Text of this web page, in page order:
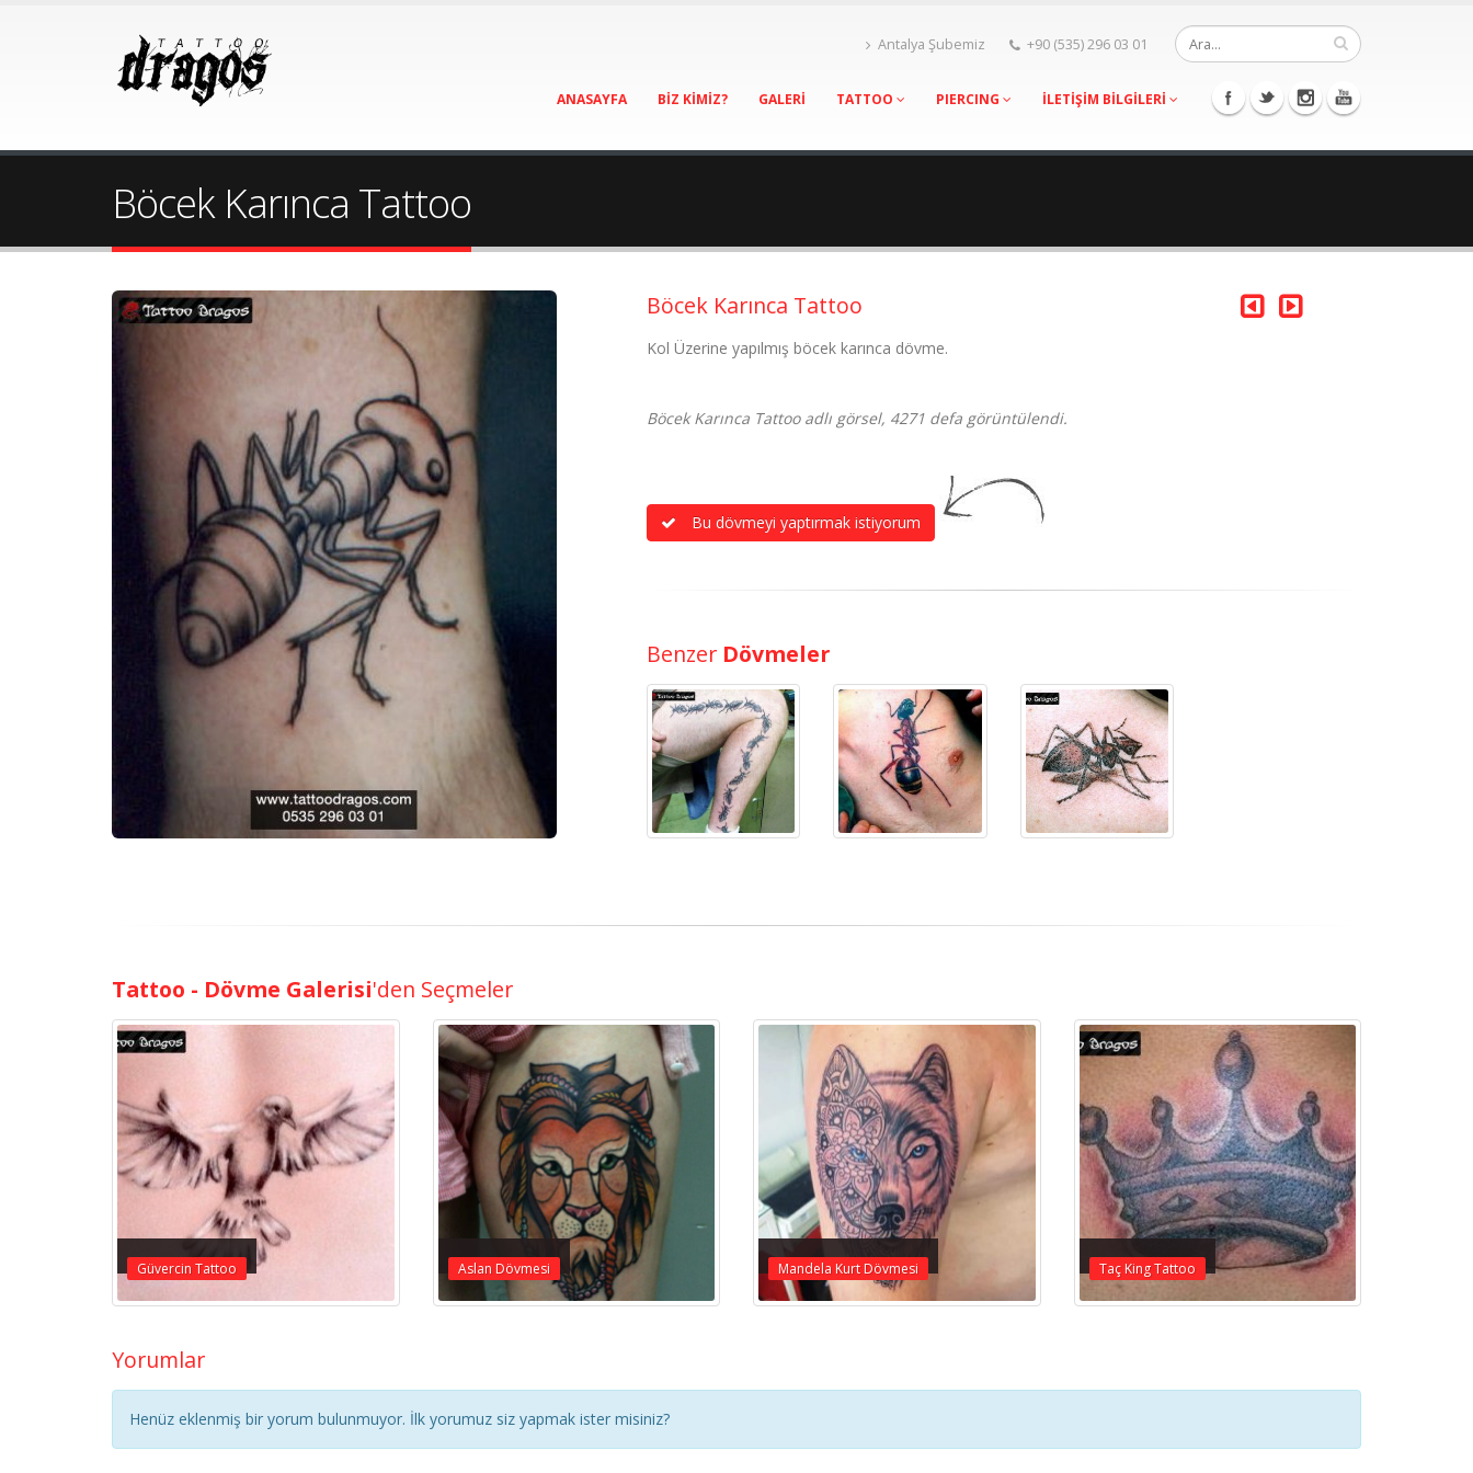
Antalya Şubemiz +90 (535) 296 03 01
ANASAYFA BİZ KİMİZ? GALERİ TATTOO PIERCING İLETİŞİM BİLGİLERİ
Böcek Karınca Tattoo
Böcek Karınca Tattoo
Kol Üzerine yapılmış böcek karınca dövme.
Böcek Karınca Tattoo adlı görsel, 4271 defa görüntülendi.
Bu dövmeyi yaptırmak istiyorum
Benzer Dövmeler
Tattoo - Dövme Galerisi'den Seçmeler
Güvercin Tattoo Aslan Dövmesi Mandela Kurt Dövmesi Taç King Tattoo
Yorumlar
Henüz eklenmiş bir yorum bulunmuyor. İlk yorumuz siz yapmak ister misiniz?